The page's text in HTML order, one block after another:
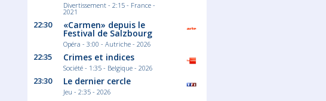
Divertissement - 2:15 - France -
2021
22:30 «Carmen» depuis le
Festival de Salzbourg
Opéra - 3:00 - Autriche - 2026
22:35 Crimes et indices
Société - 1:35 - Belgique - 2026
23:30 Le dernier cercle
Jeu - 2:35 - 2026